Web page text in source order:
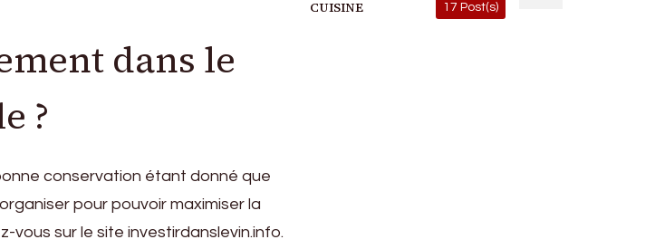
dans le
?
conservation étant donné que
pour pouvoir maximiser la
vous sur le site investirdanslevin.info.
CUISINE 17 Post(s)